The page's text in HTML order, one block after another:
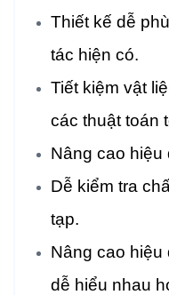
Thiết kế dễ
tác hiện có.
Tiết kiệm vật
các thuật toán
Nâng cao hiệu
Dễ kiểm tra
tạp.
Nâng cao hiệu
dễ hiểu nhau